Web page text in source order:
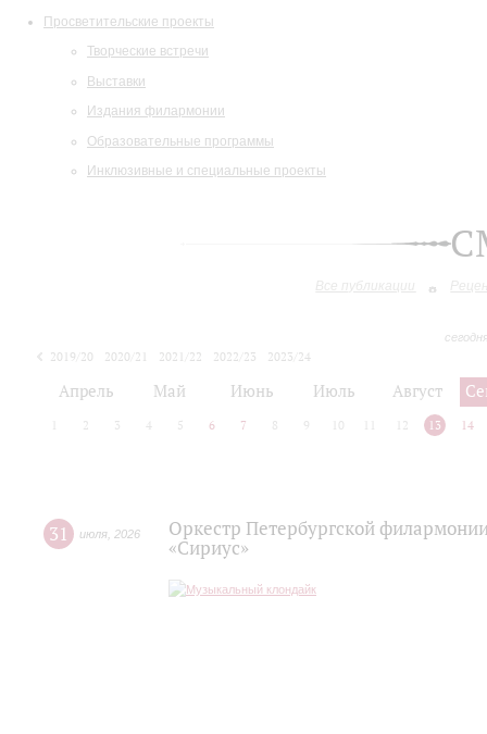
Просветительские проекты
Творческие встречи
Выставки
Издания филармонии
Образовательные программы
Инклюзивные и специальные проекты
Все публикации
2019/20 2020/21 2021/22 2022/23
2023/24
Апрель Май Июнь Июль Август
2 3 4 5 6 7 8 9 10 12 13 14
31 июля 2026
Оркестр Петербургской
«Сириус»